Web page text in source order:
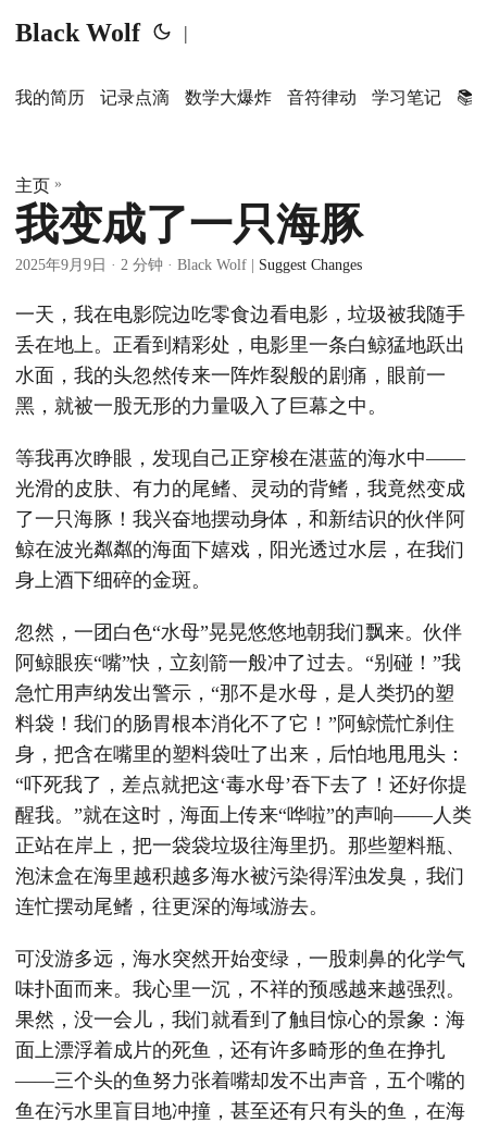
Black Wolf |
我的简历 记录点滴 数学大爆炸 音符律动 学习笔记 📚
主页 »
我变成了一只海豚
2025年9月9日 · 2 分钟 · Black Wolf | Suggest Changes
一天，我在电影院边吃零食边看电影，垃圾被我随手
丢在地上。正看到精彩处，电影里一条白鲸猛地跃出
水面，我的头忽然传来一阵炸裂般的剧痛，眼前一
黑，就被一股无形的力量吸入了巨幕之中。
等我再次睁眼，发现自己正穿梭在湛蓝的海水中——
光滑的皮肤、有力的尾鳍、灵动的背鳍，我竟然变成
了一只海豚！我兴奋地摆动身体，和新结识的伙伴阿
鲸在波光粼粼的海面下嬉戏，阳光透过水层，在我们
身上酒下细碎的金斑。
忽然，一团白色“水母”晃晃悠悠地朝我们飘来。伙伴
阿鲸眼疾“嘴”快，立刻箭一般冲了过去。“别碰！”我
急忙用声纳发出警示，“那不是水母，是人类扔的塑
料袋！我们的肠胃根本消化不了它！”阿鲸慌忙刹住
身，把含在嘴里的塑料袋吐了出来，后怕地甩甩头：
“吓死我了，差点就把这‘毒水母’吞下去了！还好你提
醒我。”就在这时，海面上传来“哗啦”的声响——人类
正站在岸上，把一袋袋垃圾往海里扔。那些塑料瓶、
泡沫盒在海里越积越多海水被污染得浑浊发臭，我们
连忙摆动尾鳍，往更深的海域游去。
可没游多远，海水突然开始变绿，一股刺鼻的化学气
味扑面而来。我心里一沉，不祥的预感越来越强烈。
果然，没一会儿，我们就看到了触目惊心的景象：海
面上漂浮着成片的死鱼，还有许多畸形的鱼在挣扎
——三个头的鱼努力张着嘴却发不出声音，五个嘴的
鱼在污水里盲目地冲撞，甚至还有只有头的鱼，在海